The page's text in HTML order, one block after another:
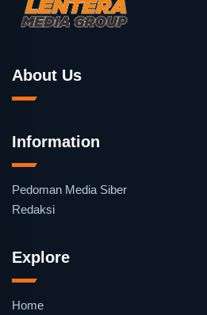
About Us
Information
Pedoman Media Siber
Redaksi
Explore
Home